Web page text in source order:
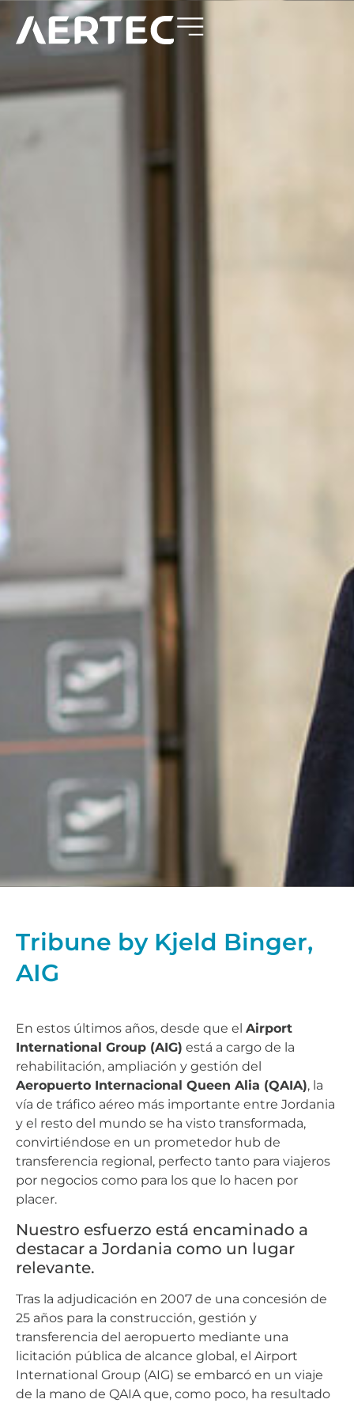
Tribune by Kjeld Binger,
AIG
En estos últimos años, desde que el Airport
International Group (AIG) está a cargo de la
rehabilitación, ampliación y gestión del
Aeropuerto Internacional Queen Alia (QAIA), la
vía de tráfico aéreo más importante entre Jordania
y el resto del mundo se ha visto transformada,
convirtiéndose en un prometedor hub de
transferencia regional, perfecto tanto para viajeros
por negocios como para los que lo hacen por
placer.
Nuestro esfuerzo está encaminado a
destacar a Jordania como un lugar
relevante.
Tras la adjudicación en 2007 de una concesión de
25 años para la construcción, gestión y
transferencia del aeropuerto mediante una
licitación pública de alcance global, el Airport
International Group (AIG) se embarcó en un viaje
de la mano de QAIA que, como poco, ha resultado